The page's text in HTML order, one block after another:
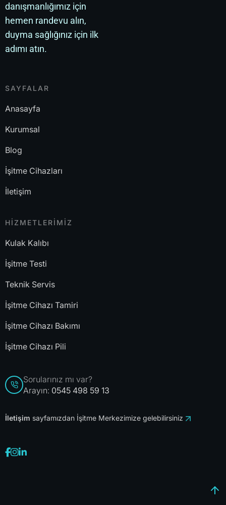
danışmanlığımız için
hemen randevu alın,
duyma sağlığınız için ilk
adımı atın.
SAYFALAR
Anasayfa
Kurumsal
Blog
İşitme Cihazları
İletişim
HİZMETLERİMİZ
Kulak Kalıbı
İşitme Testi
Teknik Servis
İşitme Cihazı Tamiri
İşitme Cihazı Bakımı
İşitme Cihazı Pili
Sorularınız mı var?
Arayın: 0545 498 59 13
İletişim sayfamızdan İşitme Merkezimize gelebilirsiniz